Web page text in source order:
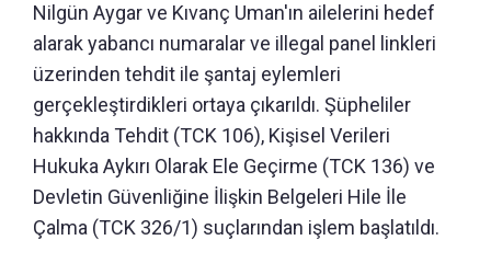
Nilgün Aygar ve Kıvanç Uman'ın ailelerini hedef
alarak yabancı numaralar ve illegal panel linkleri
üzerinden tehdit ile şantaj eylemleri
gerçekleştirdikleri ortaya çıkarıldı. Şüpheliler
hakkında Tehdit (TCK 106), Kişisel Verileri
Hukuka Aykırı Olarak Ele Geçirme (TCK 136) ve
Devletin Güvenliğine İlişkin Belgeleri Hile İle
Çalma (TCK 326/1) suçlarından işlem başlatıldı.